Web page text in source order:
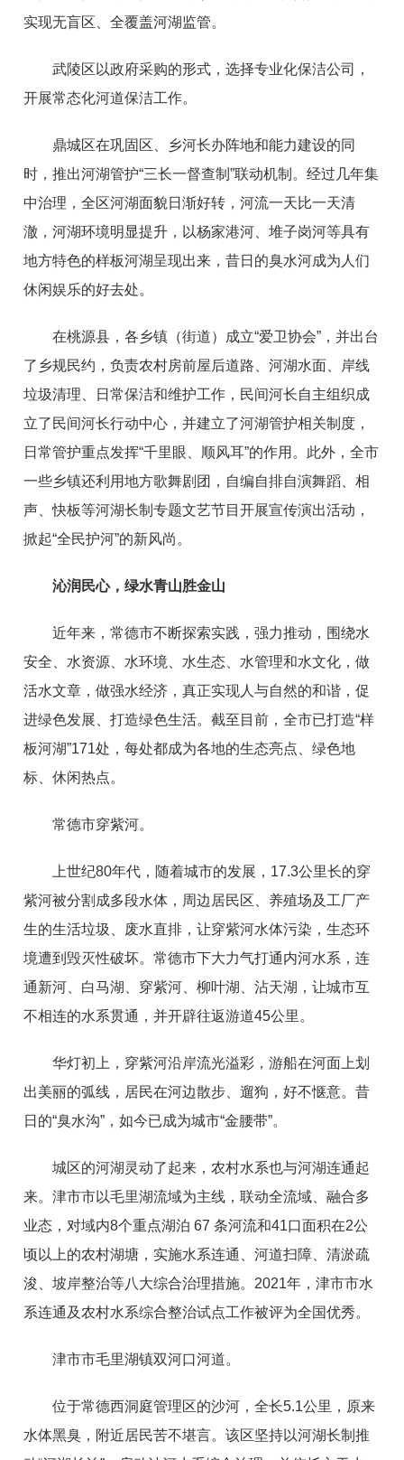
实现无盲区、全覆盖河湖监管。
武陵区以政府采购的形式，选择专业化保洁公司，
开展常态化河道保洁工作。
鼎城区在巩固区、乡河长办阵地和能力建设的同
时，推出河湖管护“三长一督查制”联动机制。经过几年集
中治理，全区河湖面貌日渐好转，河流一天比一天清
澈，河湖环境明显提升，以杨家港河、堆子岗河等具有
地方特色的样板河湖呈现出来，昔日的臭水河成为人们
休闲娱乐的好去处。
在桃源县，各乡镇（街道）成立“爱卫协会”，并出台
了乡规民约，负责农村房前屋后道路、河湖水面、岸线
垃圾清理、日常保洁和维护工作，民间河长自主组织成
立了民间河长行动中心，并建立了河湖管护相关制度，
日常管护重点发挥“千里眼、顺风耳”的作用。此外，全市
一些乡镇还利用地方歌舞剧团，自编自排自演舞蹈、相
声、快板等河湖长制专题文艺节目开展宣传演出活动，
掀起“全民护河”的新风尚。
沁润民心，绿水青山胜金山
近年来，常德市不断探索实践，强力推动，围绕水
安全、水资源、水环境、水生态、水管理和水文化，做
活水文章，做强水经济，真正实现人与自然的和谐，促
进绿色发展、打造绿色生活。截至目前，全市已打造“样
板河湖”171处，每处都成为各地的生态亮点、绿色地
标、休闲热点。
常德市穿紫河。
上世纪80年代，随着城市的发展，17.3公里长的穿
紫河被分割成多段水体，周边居民区、养殖场及工厂产
生的生活垃圾、废水直排，让穿紫河水体污染，生态环
境遭到毁灭性破坏。常德市下大力气打通内河水系，连
通新河、白马湖、穿紫河、柳叶湖、沾天湖，让城市互
不相连的水系贯通，并开辟往返游道45公里。
华灯初上，穿紫河沿岸流光溢彩，游船在河面上划
出美丽的弧线，居民在河边散步、遛狗，好不惬意。昔
日的“臭水沟”，如今已成为城市“金腰带”。
城区的河湖灵动了起来，农村水系也与河湖连通起
来。津市市以毛里湖流域为主线，联动全流域、融合多
业态，对域内8个重点湖泊 67 条河流和41口面积在2公
顷以上的农村湖塘，实施水系连通、河道扫障、清淤疏
浚、坡岸整治等八大综合治理措施。2021年，津市市水
系连通及农村水系综合整治试点工作被评为全国优秀。
津市市毛里湖镇双河口河道。
位于常德西洞庭管理区的沙河，全长5.1公里，原来
水体黑臭，附近居民苦不堪言。该区坚持以河湖长制推